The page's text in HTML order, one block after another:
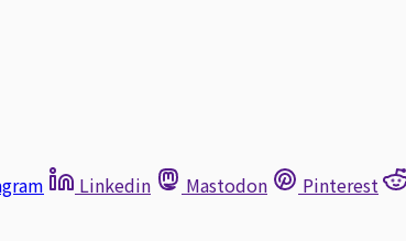
Linkedin Mastodon
Pinterest